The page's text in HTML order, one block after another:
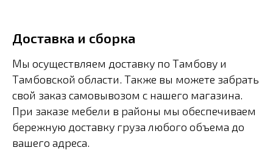
Доставка и сборка
Мы осуществляем доставку по Тамбову и
Тамбовской области. Также вы можете забрать
свой заказ самовывозом с нашего магазина.
При заказе мебели в районы мы обеспечиваем
бережную доставку груза любого объема до
вашего адреса.